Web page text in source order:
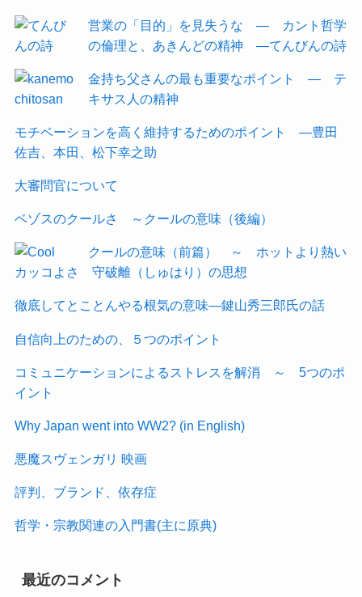
営業の「目的」を見失うな ― カント哲学
の倫理と、あきんどの精神 ―てんびんの詩
金持ち父さんの最も重要なポイント ― テ
キサス人の精神
モチベーションを高く維持するためのポイント ―豊田
佐吉、本田、松下幸之助
大審問官について
ベゾスのクールさ ～クールの意味（後編）
クールの意味（前篇） ～ ホットより熱い
カッコよさ 守破離（しゅはり）の思想
徹底してとことんやる根気の意味―鍵山秀三郎氏の話
自信向上のための、５つのポイント
コミュニケーションによるストレスを解消 ～ 5つのポ
イント
Why Japan went into WW2? (in English)
悪魔スヴェンガリ 映画
評判、ブランド、依存症
哲学・宗教関連の入門書(主に原典)
最近のコメント